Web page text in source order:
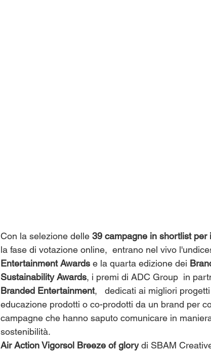
Con la selezione delle 39 campagne in shortlist per
la fase di votazione online,  entrano nel vivo
Entertainment Awards e la quarta edizione dei
Sustainability Awards, i premi di ADC Group  in
Branded Entertainment,   dedicati ai migliori
educazione prodotti o co-prodotti da un brand per
campagne che hanno saputo comunicare in
sostenibilità.
Air Action Vigorsol Breeze of glory di SBAM